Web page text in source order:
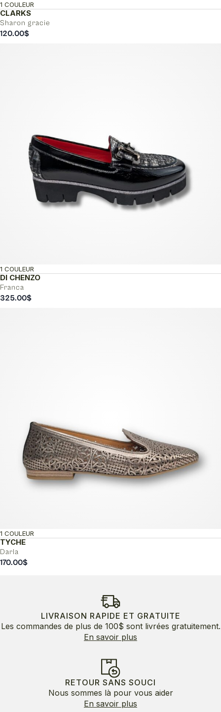
CLARKS
Sharon gracie
1 COULEUR
120.00$
DI CHENZO
Franca
1 COULEUR
325.00$
TYCHE
Darla
1 COULEUR
170.00$
LIVRAISON RAPIDE ET GRATUITE
Les commandes de plus de 100$ sont livrées gratuitement.
En savoir plus
RETOUR SANS SOUCI
Nous sommes là pour vous aider
En savoir plus